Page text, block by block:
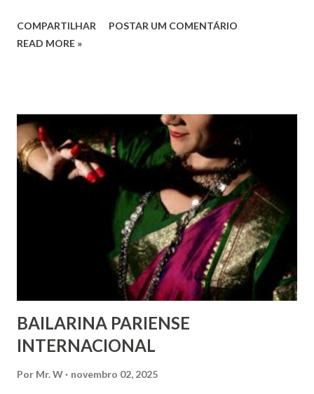
em todos os lugares. Este ano, o foco é sobre os direitos
Estes direitos humanos – os direitos à liberdade de opinião
e de expressão, de reunião pacífica e de associação, e de
participar no governo (artigos 19, 20 e 21 da Declaração
Universal dos Direitos Humanos ) – têm estado no centro
das mudanças históricas no mundo árabe nos últimos dois
anos, em que milhões foram às ruas para exigir mudanças.
Em outras partes do mundo, os “99%” fizeram suas vozes
serem ouvidas através ...
COMPARTILHAR
POSTAR UM COMENTÁRIO
READ MORE »
BAILARINA PARIENSE
INTERNACIONAL
Por Mr. W novembro 02, 2025